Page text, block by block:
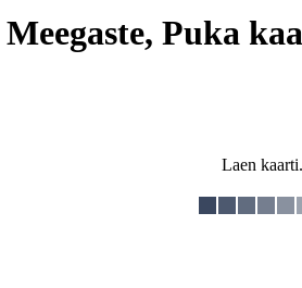
Meegaste, Puka
Laen